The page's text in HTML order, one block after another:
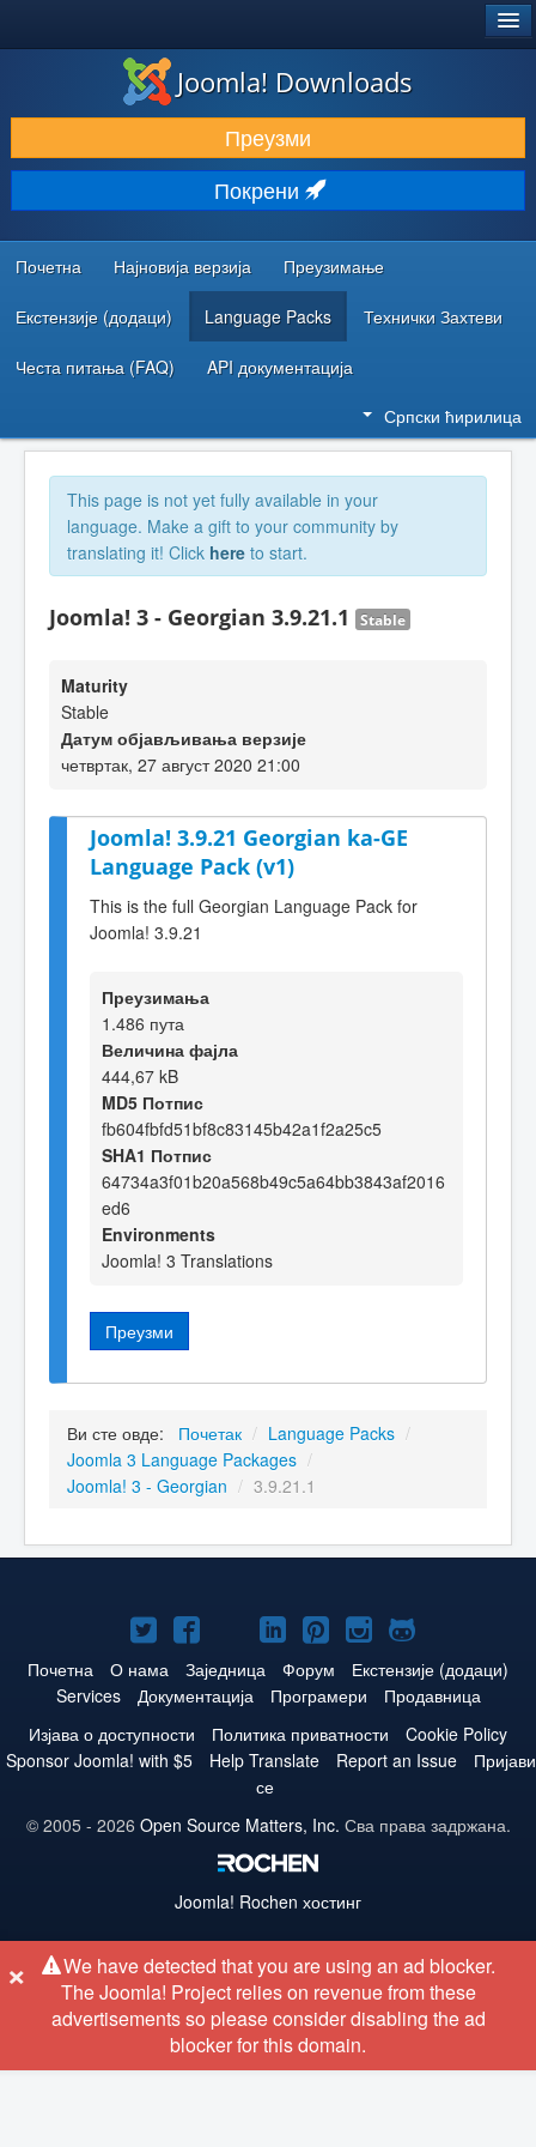
ПРЕУЗИМАЊЕ И ПРОШИРЕЊА (ЕКСТЕНЗИЈЕ)
ОТКРИЈТЕ И НАУЧИТЕ
ЗАЈЕДНИЦА И ПОДРШКА
РЕСУРСИ ЗА РАЗВОЈ
Joomla! Downloads
Преузми
Покрени
Почетна Најновија верзија Преузимање
Екстензије (додаци) Language Packs Технички Захтеви
Честа питања (FAQ) API документација
Српски ћирилица
This page is not yet fully available in your
language. Make a gift to your community by
translating it! Click here to start.
Joomla! 3 - Georgian 3.9.21.1 Stable
Maturity
Stable
Датум објављивања верзије
четвртак, 27 август 2020 21:00
Joomla! 3.9.21 Georgian ka-GE
Language Pack (v1)
This is the full Georgian Language Pack for
Joomla! 3.9.21
Преузимања
1.486 пута
Величина фајла
444,67 kB
MD5 Потпис
fb604fbfd51bf8c83145b42a1f2a25c5
SHA1 Потпис
64734a3f01b20a568b49c5a64bb3843af2016
ed6
Environments
Joomla! 3 Translations
Преузми
Ви сте овде: Почетак / Language Packs /
Joomla 3 Language Packages /
Joomla! 3 - Georgian / 3.9.21.1
Joomla!
нa
Twitteru
Joomla!
нa
Facebooku
Joomla!
нa
YouTube
Joomla!
нa
LinkedIn
Joomla!
нa
Pinterest
Joomla!
нa
Instagram
Joomla!
нa
GitHub
Почетна О нама Заједница Форум
Екстензије (додаци)
Services
Документација Програмери
Продавница
Изјава о доступности
Политика приватности
Cookie Policy
Sponsor Joomla! with $5
Help Translate Report an Issue
Пријави
се
© 2005 - 2026 Open Source Matters, Inc. Сва права задржана.
Joomla! Rochen хостинг
×
We have detected that you are using an ad blocker.
The Joomla! Project relies on revenue from these
advertisements so please consider disabling the ad
blocker for this domain.